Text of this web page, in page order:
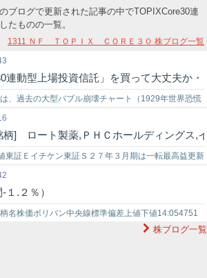
ブログで更新された記事の中でTOPIXCore30連
たものの一覧。
1311 ＮＦ ＴＯＰＩＸ ＣＯＲＥ３０ 株ブログ一覧
連動型上場投資信託」を買って大丈夫か
、過去の大型バブル崩壊チャート（1929年世界恐慌
柄] ロート製薬,ＰＨＣホールディングス,
証Ｅイチケン東証Ｓ２７年３月期は一転最高益更新
車載電池メーカー向け生産拡大し４～６月期黒字転
.２％）
名株価ボリバン中央線標準偏差上値下値14:054751
株ブログ一覧